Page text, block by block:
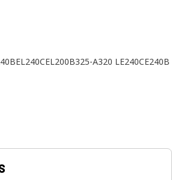
EL240CEL200B325-A320 LE240CE240B